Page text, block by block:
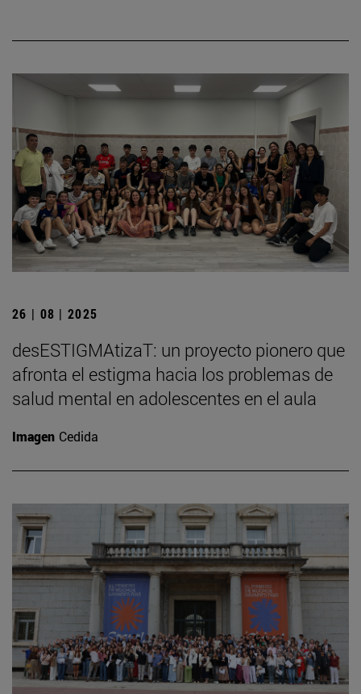
26 | 08 | 2025
desESTIGMAtizaT: un proyecto pionero que
afronta el estigma hacia los problemas de
salud mental en adolescentes en el aula
Imagen Cedida